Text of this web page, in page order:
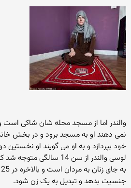
والندر اما از مسجد محله شان شاکی است و
نمی دهند او به مسجد برود و در بخش
خود بپردازد و به او می گویند او
لوسی والندر از سن 14
جنسیت بدهد و تبدیل به یک زن شود.